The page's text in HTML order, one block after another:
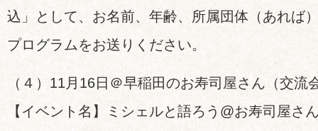
込」として、お名前、年齢、所属団体（あれば
プログラムをお送りください。
（４）11月16日＠早稲田のお寿司屋さん（交流
【イベント名】ミシェルと語ろう@お寿司屋さ